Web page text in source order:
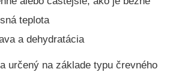
teplota
a dehydratácia
určený na základe typu črevného